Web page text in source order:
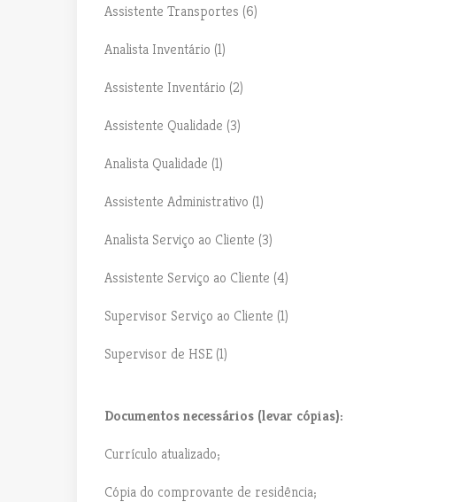
Assistente Transportes (6)
Analista Inventário (1)
Assistente Inventário (2)
Assistente Qualidade (3)
Analista Qualidade (1)
Assistente Administrativo (1)
Analista Serviço ao Cliente (3)
Assistente Serviço ao Cliente (4)
Supervisor Serviço ao Cliente (1)
Supervisor de HSE (1)
Documentos necessários (levar cópias):
Currículo atualizado;
Cópia do comprovante de residência;